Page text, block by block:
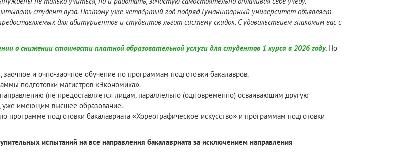
студент вуза. Поэтому уже четвёртый год подряд Гуманитарный университет объявляет
для абитуриентов и студентов льгот систему скидок. С удовольствием знакомим вас с
о снижении стоимости платной образовательной услуги для студентов 1 курса в 2026 году. Но
и очно-заочное обучение по программам подготовки бакалавров.
подготовки магистров «Экономика».
(не предоставляется лицам, параллельно (одновременно) осваивающим другую
уже имеющим высшее образование.
подготовки бакалавриата «Хореографическое искусство» и программам подготовки
испытаний на все направления бакалавриата за исключением направления